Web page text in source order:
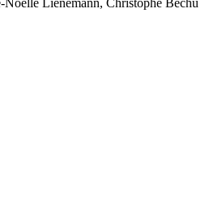
Lienemann, Christophe Béchu